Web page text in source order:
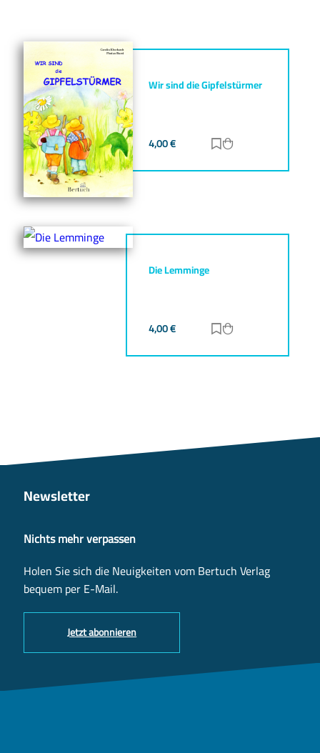
Wir sind die Gipfelstürmer
4,00€ Zur Merkliste
Die Lemminge
4,00€ Zur Merkliste
Newsletter
Nichts mehr verpassen
Holen Sie sich die Neuigkeiten vom Bertuch Verlag
bequem per E-Mail.
Jetzt abonnieren